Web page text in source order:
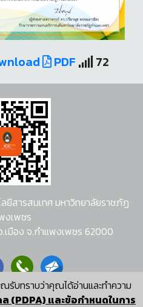
PDF 72
รับทราบว่าคุณได้อ่านและทำความ
(PDPA) และข้อกำหนดในการ
ยีสารสนเทศ มหาวิทยาลัยราชภัฏ
งเพชร
เมือง จ.กำแพงเพชร 62000
อนุชา พวงผกา